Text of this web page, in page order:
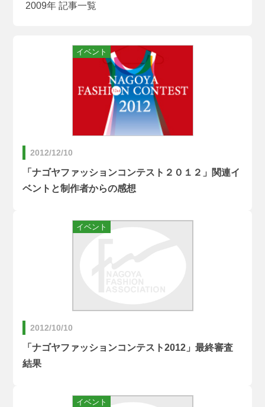
2012/12/10
「ナゴヤファッションコンテスト２０１２」関連イ
ベントと制作者からの感想
2012/10/10
「ナゴヤファッションコンテスト2012」最終審査
結果
2009年 記事一覧